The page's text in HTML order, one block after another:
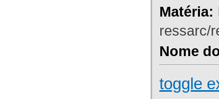
Matéria:
ressarc/
Nome
toggle